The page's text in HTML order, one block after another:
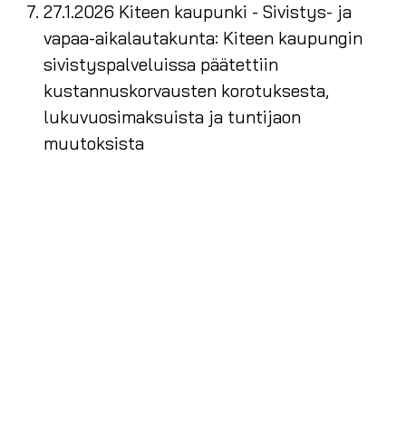
27.1.2026 Kiteen kaupunki - Sivistys- ja
vapaa-aikalautakunta: Kiteen kaupungin
sivistyspalveluissa päätettiin
kustannuskorvausten korotuksesta,
lukuvuosimaksuista ja tuntijaon
muutoksista